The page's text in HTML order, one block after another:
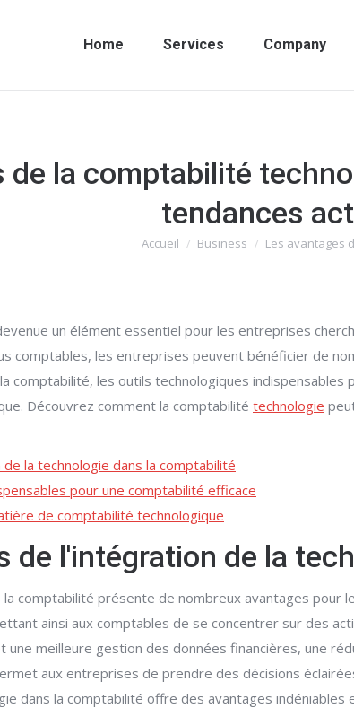
Home Services Company
de la comptabilité
tendances
Vous êtes ici :
Accueil Business Les avantages
un élément essentiel pour les entreprises
comptables, les entreprises peuvent bénéficier de
comptabilité, les outils technologiques
Découvrez comment la comptabilité technologie
la technologie dans la comptabilité
pour une comptabilité efficace
de comptabilité technologique
de l'intégration de la
comptabilité présente de nombreux avantages
ainsi aux comptables de se concentrer sur des
meilleure gestion des données financières, une
aux entreprises de prendre des décisions
dans la comptabilité offre des avantages